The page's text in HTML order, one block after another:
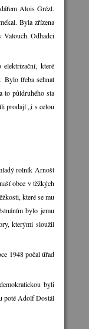
Alois Grézl.
Byla zřízena
Valouch. Odhadci
které
Bylo třeba sehnat
to půldruhého sta
prodají „i s celou
rolník Arnošt
obce v těžkých
které se mu
bylo jemu
kterými sloužil
1948 počal úřad
byli
poté Adolf Dostál